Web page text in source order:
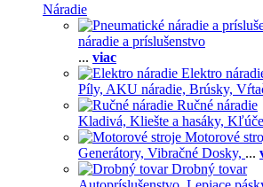
Náradie
náradie a príslušenstvo
... viac
Elektro
Píly, AKU náradie, Brúsky,
Ručné náradie
Kladivá, Kliešte a hasáky, Kľúče
Motorové
Generátory, Vibračné Dosky, ...
Drobný tovar